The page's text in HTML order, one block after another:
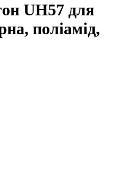
UH57 для
поліамід,